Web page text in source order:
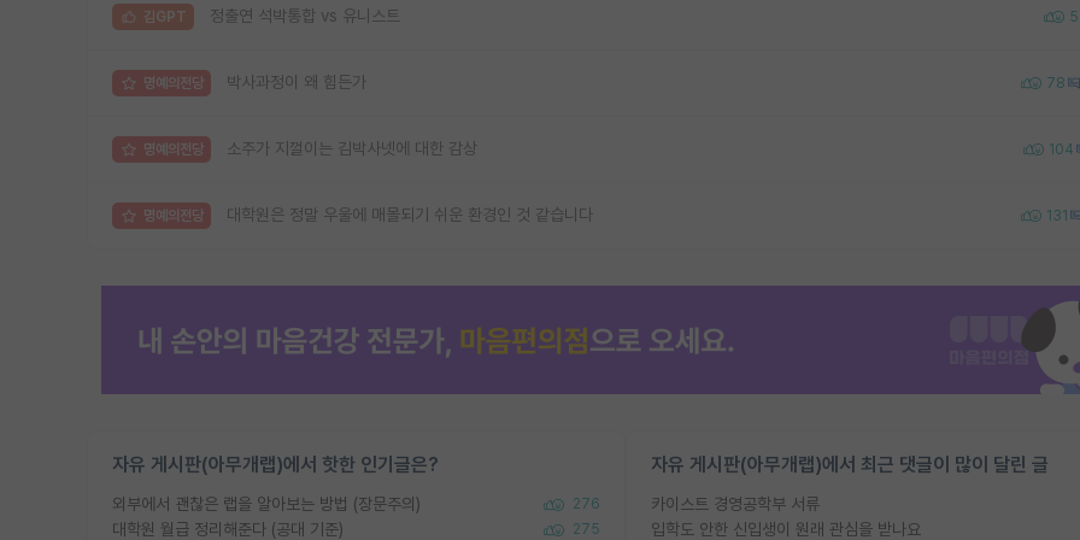
김GPT 정출연 석박통합 vs 유니스트 5
명예의전당 박사과정이 왜 힘든가 78
명예의전당 소주가 지껄이는 김박사넷에 대한 감상 104
명예의전당 대학원은 정말 우울에 매몰되기 쉬운 환경인 것 같습니다 131
자유 게시판(아무개랩)에서 핫한 인기글은?
외부에서 괜찮은 랩을 알아보는 방법 (장문주의) 276
대학원 월급 정리해준다 (공대 기준) 275
자유 게시판(아무개랩)에서 최근 댓글이 많이 달린 글
카이스트 경영공학부 서류
입학도 안한 신입생이 원래 관심을 받나요